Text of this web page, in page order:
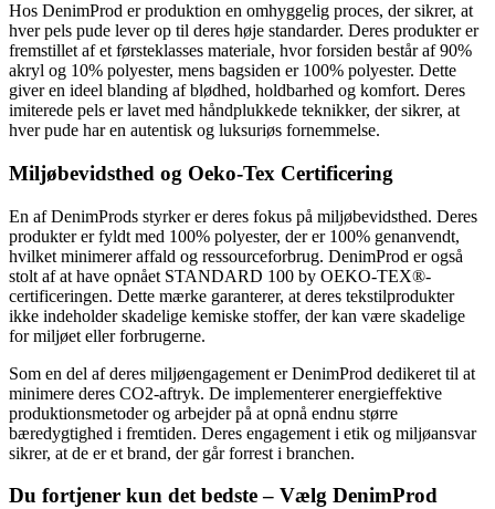
Hos DenimProd er produktion en omhyggelig proces, der sikrer, at
hver pels pude lever op til deres høje standarder. Deres produkter er
fremstillet af et førsteklasses materiale, hvor forsiden består af 90%
akryl og 10% polyester, mens bagsiden er 100% polyester. Dette
giver en ideel blanding af blødhed, holdbarhed og komfort. Deres
imiterede pels er lavet med håndplukkede teknikker, der sikrer, at
hver pude har en autentisk og luksuriøs fornemmelse.
Miljøbevidsthed og Oeko-Tex Certificering
En af DenimProds styrker er deres fokus på miljøbevidsthed. Deres
produkter er fyldt med 100% polyester, der er 100% genanvendt,
hvilket minimerer affald og ressourceforbrug. DenimProd er også
stolt af at have opnået STANDARD 100 by OEKO-TEX®-
certificeringen. Dette mærke garanterer, at deres tekstilprodukter
ikke indeholder skadelige kemiske stoffer, der kan være skadelige
for miljøet eller forbrugerne.
Som en del af deres miljøengagement er DenimProd dedikeret til at
minimere deres CO2-aftryk. De implementerer energieffektive
produktionsmetoder og arbejder på at opnå endnu større
bæredygtighed i fremtiden. Deres engagement i etik og miljøansvar
sikrer, at de er et brand, der går forrest i branchen.
Du fortjener kun det bedste – Vælg DenimProd